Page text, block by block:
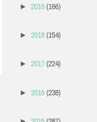
► 2019 (166)
► 2018 (154)
► 2017 (224)
► 2016 (238)